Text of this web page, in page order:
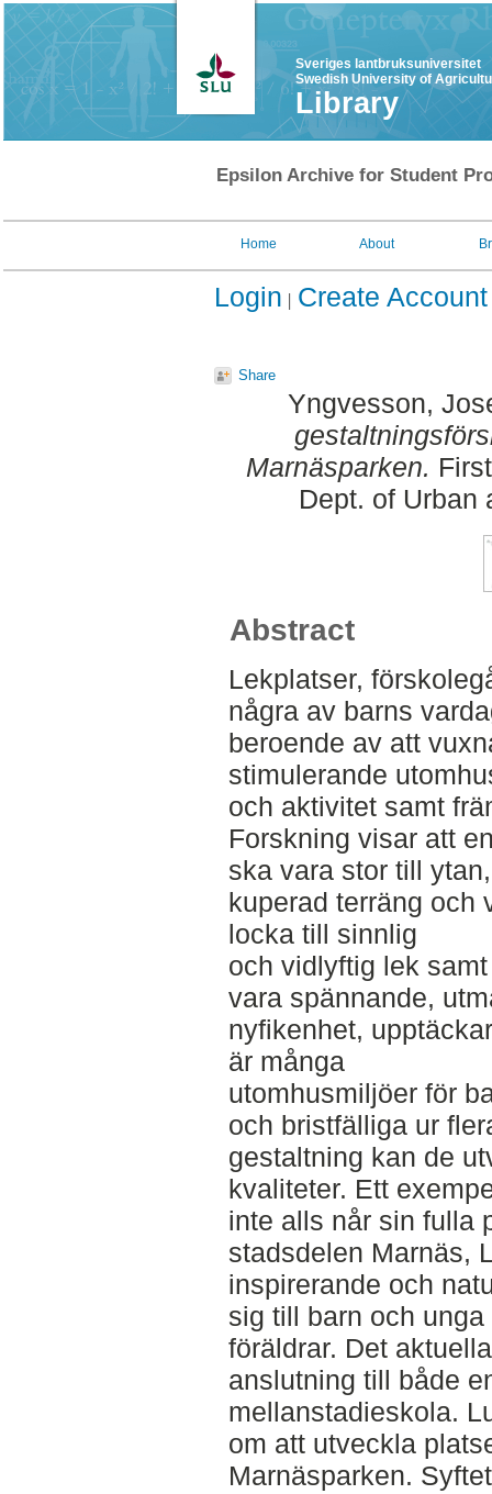
Sveriges lantbruksuniversitet
Swedish University of
Library
Epsilon Archive for Student
Home About
Login Create Account
Share
Yngvesson,
Marnäsparken.
Dept. of Urban
Abstract
Lekplatser,
några av barns
beroende av att
stimulerande
och aktivitet samt
Forskning visar att
ska vara stor till
kuperad terräng och
locka till sinnlig
och vidlyftig lek
vara spännande,
nyfikenhet,
är många
utomhusmiljöer för
och bristfälliga ur
gestaltning kan de
kvaliteter. Ett
inte alls når sin fulla
stadsdelen Marnäs,
inspirerande och
sig till barn och
föräldrar. Det
anslutning till både
mellanstadieskola.
om att utveckla
Marnäsparken.